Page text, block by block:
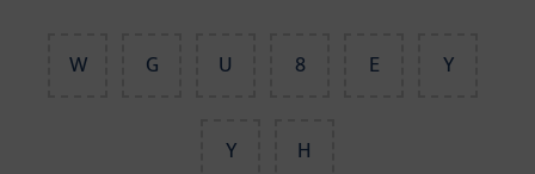
W G U 8 E Y
Y H